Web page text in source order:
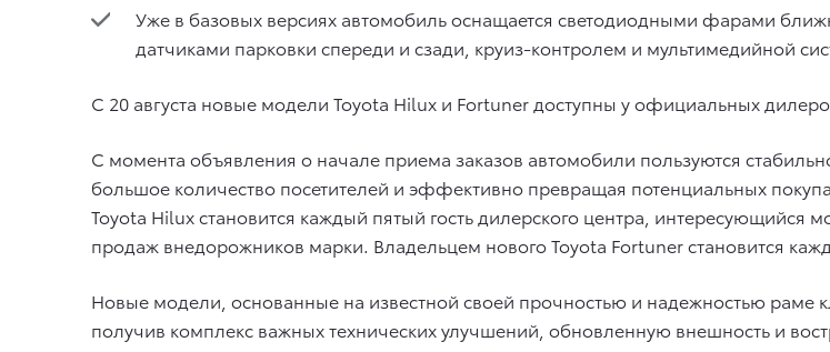
Уже в базовых версиях автомобиль оснащается светодиодными фарами
датчиками парковки спереди и сзади, круиз-контролем и мультимедийной
С 20 августа новые модели Toyota Hilux и Fortuner доступны у официальных
С момента объявления о начале приема заказов автомобили пользуются
большое количество посетителей и эффективно превращая потенциальных
Toyota Hilux становится каждый пятый гость дилерского центра, интересующийся
продаж внедорожников марки. Владельцем нового Toyota Fortuner становится
Новые модели, основанные на известной своей прочностью и надежностью раме
получив комплекс важных технических улучшений, обновленную внешность и